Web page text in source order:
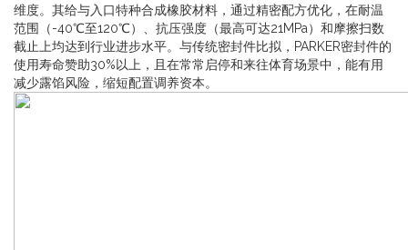
维度。其给与入口特种合成橡胶材料，通过精密配方优化，在耐温
范围（-40℃至120℃）、抗压强度（最高可达21MPa）和摩擦扫数
截止上均达到行业进步水平。与传统密封件比拟，PARKER密封件的
使用寿命赞助30%以上，且在常常启停和来往体育场景中，能有用
减少露馅风险，缩短配置调养资本。